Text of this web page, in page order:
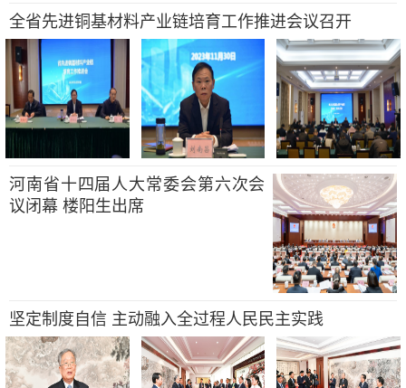
全省先进铜基材料产业链培育工作推进会议召开
河南省十四届人大常委会第六次会
议闭幕 楼阳生出席
坚定制度自信 主动融入全过程人民民主实践